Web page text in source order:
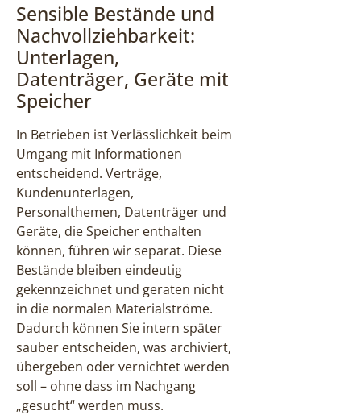
Sensible Bestände und
Nachvollziehbarkeit:
Unterlagen,
Datenträger, Geräte mit
Speicher
In Betrieben ist Verlässlichkeit beim
Umgang mit Informationen
entscheidend. Verträge,
Kundenunterlagen,
Personalthemen, Datenträger und
Geräte, die Speicher enthalten
können, führen wir separat. Diese
Bestände bleiben eindeutig
gekennzeichnet und geraten nicht
in die normalen Materialströme.
Dadurch können Sie intern später
sauber entscheiden, was archiviert,
übergeben oder vernichtet werden
soll – ohne dass im Nachgang
„gesucht“ werden muss.